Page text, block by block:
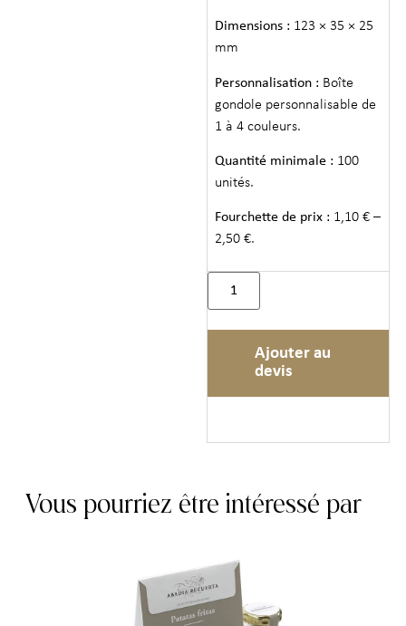
Dimensions : 123 × 35 × 25
mm
Personnalisation : Boîte
gondole personnalisable de
1 à 4 couleurs.
Quantité minimale : 100
unités.
Fourchette de prix : 1,10 € –
2,50 €.
Ajouter au
devis
Vous pourriez être intéressé par